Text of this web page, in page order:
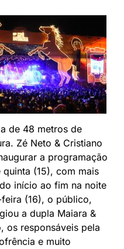
de 48 metros de
Zé Neto & Cristiano
a programação
(15), com mais
início ao fim na noite
(16), o público,
a dupla Maiara &
os responsáveis pela
e muito